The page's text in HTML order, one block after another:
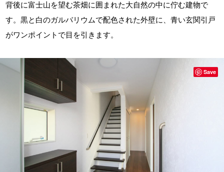
背後に富士山を望む茶畑に囲まれた大自然の中に佇む建物で
す。黒と白のガルバリウムで配色された外壁に、青い玄関引戸
がワンポイントで目を引きます。
Save